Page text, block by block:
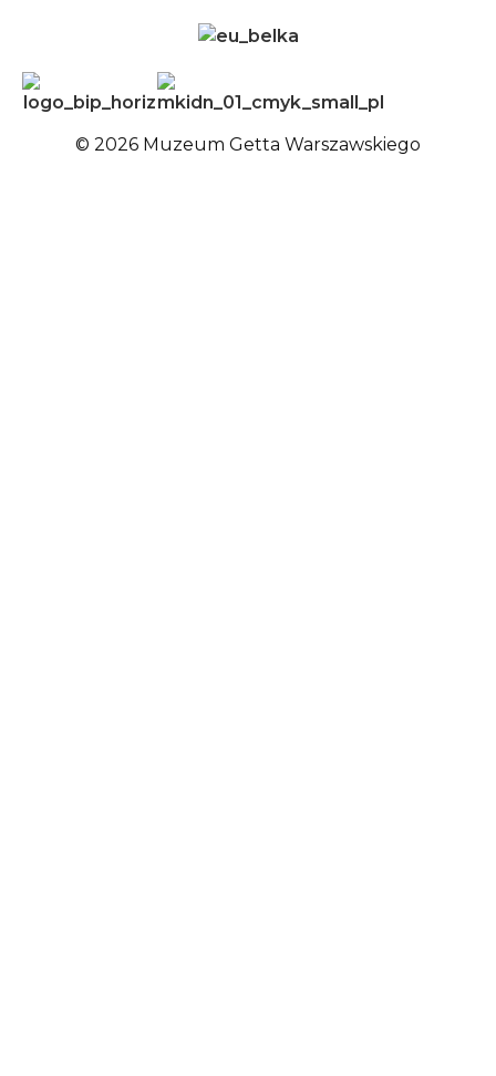
© 2026 Muzeum Getta Warszawskiego